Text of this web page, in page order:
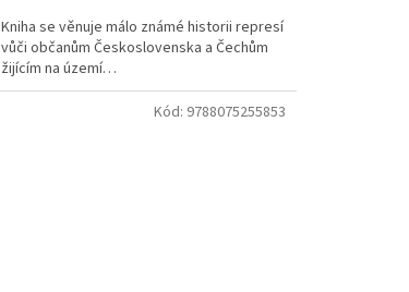
Kniha se věnuje málo známé historii represí
vůči občanům Československa a Čechům
žijícím na území…
Kód: 9788075255853